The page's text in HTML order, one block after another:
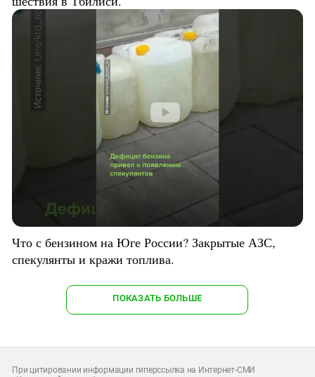
Что с бензином на Юге России? Закрытые АЗС,
спекулянты и кражи топлива.
ПОКАЗАТЬ БОЛЬШЕ
При цитировании информации гиперссылка на Интернет-СМИ